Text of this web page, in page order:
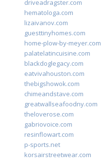
driveadragster.com
hematologa.com
lizaivanov.com
guesttinyhomes.com
home-plow-by-meyer.com
palatelatincuisine.com
blackdoglegacy.com
eatvivahouston.com
thebigshowok.com
chimeandstave.com
greatwallseafoodny.com
theloverose.com
gabriovoice.com
resinflowart.com
p-sports.net
korsairstreetwear.com